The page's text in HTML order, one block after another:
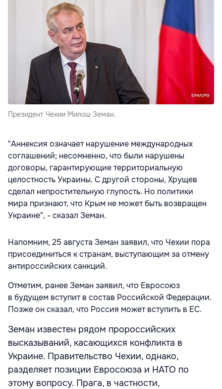
Президент Чехии Милош Земан.
"Аннексия означает нарушение международных
соглашений; несомненно, что были нарушены
договоры, гарантирующие территориальную
целостность Украины. С другой стороны, Хрущев
сделал непростительную глупость. Но политики
мира признают, что Крым не может быть возвращен
Украине", - сказал Земан.
Напомним, 25 августа Земан заявил, что Чехии пора
присоединиться к странам, выступающим за отмену
антироссийских санкций.
Отметим, ранее Земан заявил, что Евросоюз
в будущем вступит в состав Российской Федерации.
Позже он сказал, что Россия может вступить в ЕС.
Земан известен рядом пророссийских
высказываний, касающихся конфликта в
Украине. Правительство Чехии, однако,
разделяет позиции Евросоюза и НАТО по
этому вопросу. Прага, в частности,